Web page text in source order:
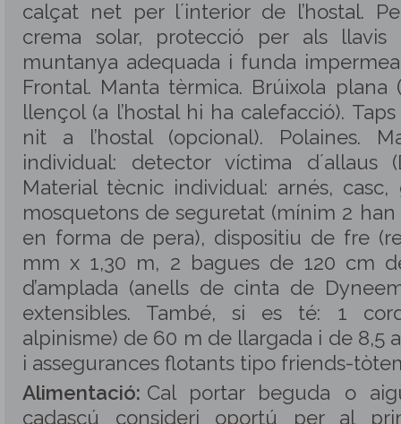
calçat net per l´interior de l’hostal.
crema solar, protecció per als
muntanya adequada i funda
Frontal. Manta tèrmica. Brúixola plana (
llençol (a l’hostal hi ha calefacció).
nit a l’hostal (opcional). Polaines.
individual: detector víctima d´allaus
Material tècnic individual: arnés,
mosquetons de seguretat (mínim 2
en forma de pera), dispositiu de fre
mm x 1,30 m, 2 bagues de 120 cm
d’amplada (anells de cinta de
extensibles. També, si es té: 1
alpinisme) de 60 m de llargada i de 8,5
i assegurances flotants tipo friends-
Alimentació: Cal portar beguda o
cadascú consideri oportú per al